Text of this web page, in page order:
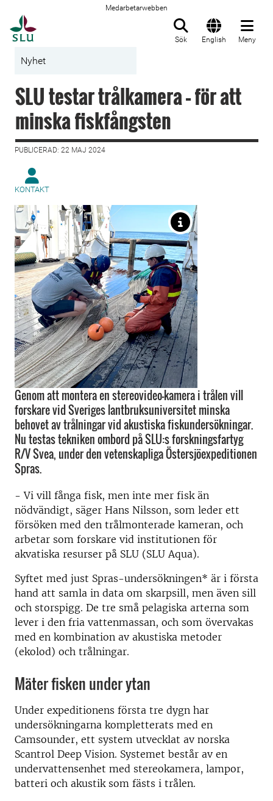
Medarbetarwebben
Sök English Meny
Nyhet
SLU testar trålkamera – för att
minska fiskfångsten
PUBLICERAD: 22 MAJ 2024
KONTAKT
Genom att montera en stereovideo-kamera i trålen vill
forskare vid Sveriges lantbruksuniversitet minska
behovet av trålningar vid akustiska fiskundersökningar.
Nu testas tekniken ombord på SLU:s forskningsfartyg
R/V Svea, under den vetenskapliga Östersjöexpeditionen
Spras.
- Vi vill fånga fisk, men inte mer fisk än
nödvändigt, säger Hans Nilsson, som leder ett
försöken med den trålmonterade kameran, och
arbetar som forskare vid institutionen för
akvatiska resurser på SLU (SLU Aqua).
Syftet med just Spras-undersökningen* är i första
hand att samla in data om skarpsill, men även sill
och storspigg. De tre små pelagiska arterna som
lever i den fria vattenmassan, och som övervakas
med en kombination av akustiska metoder
(ekolod) och trålningar.
Mäter fisken under ytan
Under expeditionens första tre dygn har
undersökningarna kompletterats med en
Camsounder, ett system utvecklat av norska
Scantrol Deep Vision. Systemet består av en
undervattensenhet med stereokamera, lampor,
batteri och akustik som fästs i trålen.